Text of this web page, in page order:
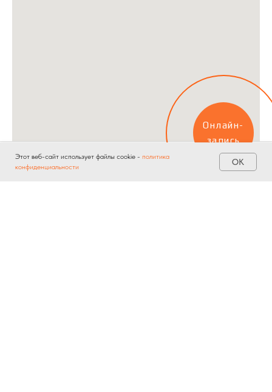
Этот веб-сайт использует файлы cookie - политика
конфиденциальности
ОК
Главная
Онлайн-
запись